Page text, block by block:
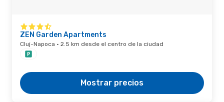
ZEN Garden Apartments
Cluj-Napoca · 2.5 km desde el centro de la ciudad
Mostrar precios